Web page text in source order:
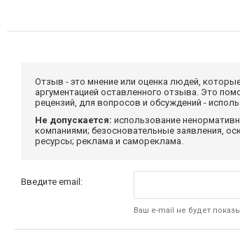
Отзыв - это мнение или оценка людей,
аргументацией оставленного отзыва. Это
рецензий, для вопросов и обсуждений -
Не допускается: использование
компаниями; безосновательные заявления,
ресурсы; реклама и самореклама.
Введите email:
Ваш e-mail не будет